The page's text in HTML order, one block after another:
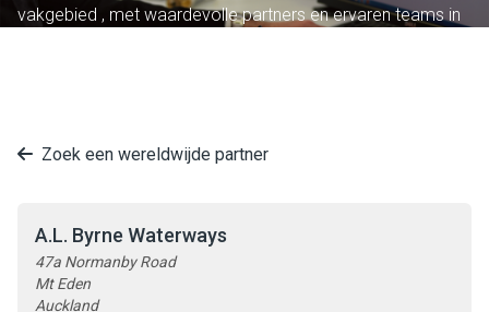
vakgebied , met waardevolle partners en ervaren teams in
Zoek een wereldwijde partner
A.L. Byrne Waterways
47a Normanby Road
Mt Eden
Auckland